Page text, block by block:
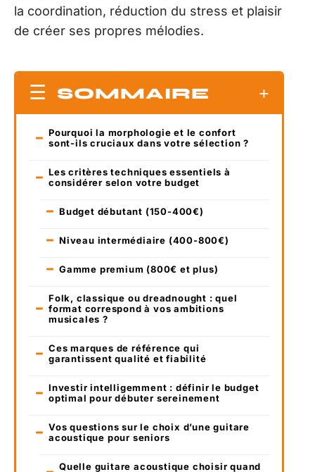
la coordination, réduction du stress et plaisir
de créer ses propres mélodies.
SOMMAIRE
Pourquoi la morphologie et le confort
sont-ils cruciaux dans votre sélection ?
Les critères techniques essentiels à
considérer selon votre budget
Budget débutant (150-400€)
Niveau intermédiaire (400-800€)
Gamme premium (800€ et plus)
Folk, classique ou dreadnought : quel
format correspond à vos ambitions
musicales ?
Ces marques de référence qui
garantissent qualité et fiabilité
Investir intelligemment : définir le budget
optimal pour débuter sereinement
Vos questions sur le choix d’une guitare
acoustique pour seniors
Quelle guitare acoustique choisir quand